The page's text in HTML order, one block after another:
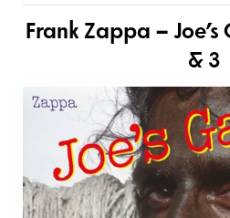
Frank Zappa – Joe's
& 3